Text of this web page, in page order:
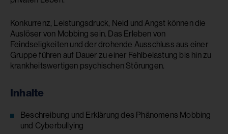
Konkurrenz, Leistungsdruck, Neid und Angst können die
Auslöser von Mobbing sein. Das Erleben von
Feindseligkeiten und der drohende Ausschluss aus einer
Gruppe führen auf Dauer zu einer Fehlbelastung bis hin zu
krankheitswertigen psychischen Störungen.
Inhalte
Beschreibung und Erklärung des Phänomens Mobbing
und Cyberbullying